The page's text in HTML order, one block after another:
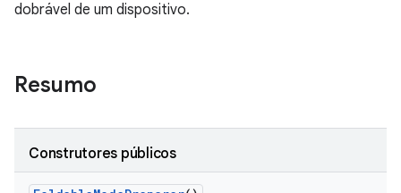
dobrável de um dispositivo.
Resumo
Construtores públicos